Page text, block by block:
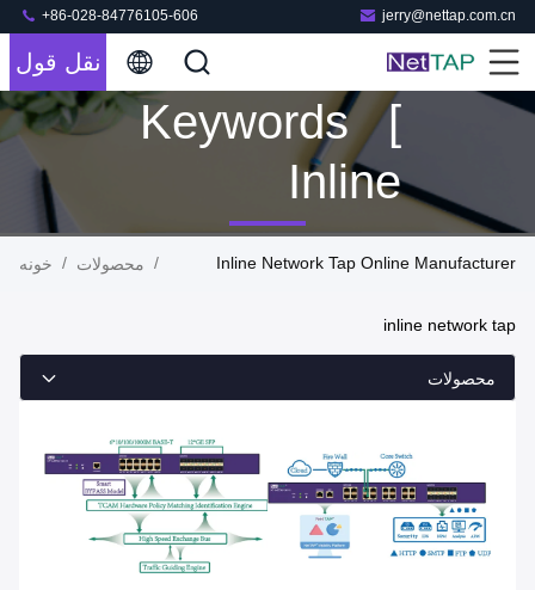
jerry@nettap.com.cn
+86-028-84776105-606
نقل قول
Keywords [
Inline
Network Tap
محصولات
خونه / محصولات / Inline Network Tap Online Manufacturer
inline network tap
محصولات